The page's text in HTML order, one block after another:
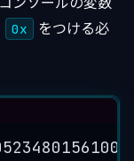
0x
をつける必